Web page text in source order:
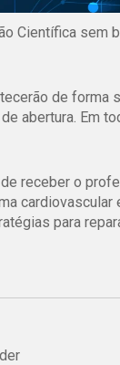
Científica sem
de forma
abertura. Em
de receber o
para